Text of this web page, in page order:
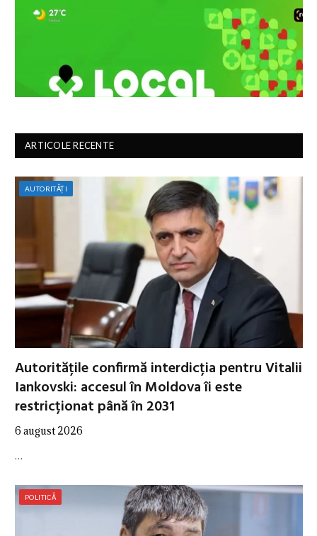
ARTICOLE RECENTE
AUTORITĂȚI
Autoritățile confirmă interdicția pentru Vitalii
Iankovski: accesul în Moldova îi este
restricționat până în 2031
6 august 2026
…
POLITICĂ